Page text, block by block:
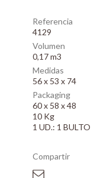
Referencia
4129
Volumen
0,17 m3
Medidas
56 x 53 x 74
Packaging
60 x 58 x 48
10 Kg
1 UD.: 1 BULTO
Compartir